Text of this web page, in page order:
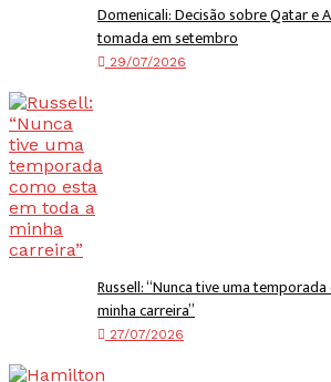
Domenicali: Decisão sobre Qatar e
tomada em setembro
29/07/2026
Russell: “Nunca tive uma
minha carreira”
27/07/2026